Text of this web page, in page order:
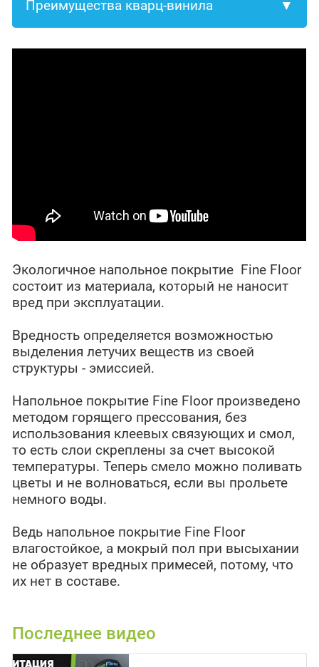
Экологичное напольное покрытие Fine Floor
состоит из материала, который не наносит
вред при эксплуатации.
Вредность определяется возможностью
выделения летучих веществ из своей
структуры - эмиссией.
Напольное покрытие Fine Floor произведено
методом горящего прессования, без
использования клеевых связующих и смол,
то есть слои скреплены за счет высокой
температуры. Теперь смело можно поливать
цветы и не волноваться, если вы прольете
немного воды.
Ведь напольное покрытие Fine Floor
влагостойкое, а мокрый пол при высыхании
не образует вредных примесей, потому, что
их нет в составе.
Последнее видео